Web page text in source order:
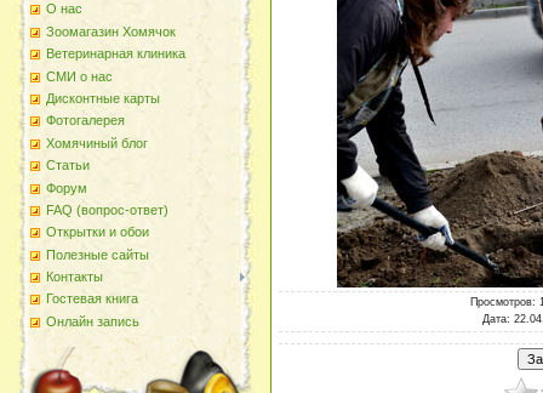
О наc
Зоомагазин Хомячок
Ветеринарная клиника
СМИ о нас
Дисконтные карты
Фотогалерея
Хомячиный блог
Статьи
Форум
FAQ (вопрос-ответ)
Открытки и обои
Полезные сайты
Контакты
Гостевая книга
Онлайн запись
Просмотров:
Дата: